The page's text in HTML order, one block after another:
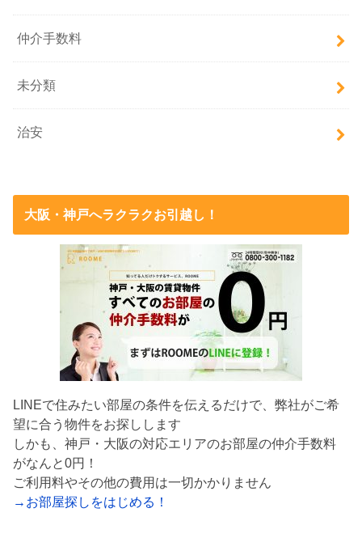
仲介手数料
未分類
治安
大阪・神戸へラクラクお引越し！
LINEで住みたい部屋の条件を伝えるだけで、弊社がご希
望に合う物件をお探しします
しかも、神戸・大阪の対応エリアのお部屋の仲介手数料
がなんと0円！
ご利用料やその他の費用は一切かかりません
→お部屋探しをはじめる！